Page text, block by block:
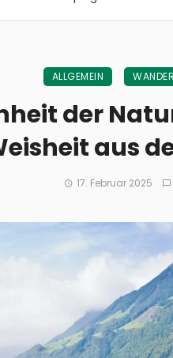
ALLGEMEIN
der
aus
17. Februar 2025